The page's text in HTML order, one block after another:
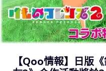
【Qoo情報】日版